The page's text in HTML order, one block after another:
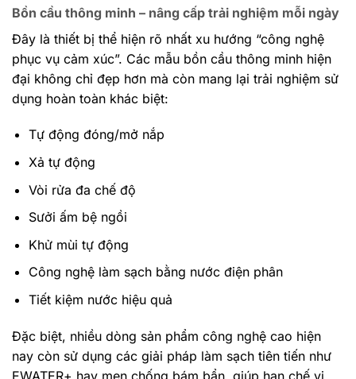
Bồn cầu thông minh – nâng cấp trải nghiệm mỗi ngày
Đây là thiết bị thể hiện rõ nhất xu hướng “công nghệ
phục vụ cảm xúc”. Các mẫu bồn cầu thông minh hiện
đại không chỉ đẹp hơn mà còn mang lại trải nghiệm sử
dụng hoàn toàn khác biệt:
Tự động đóng/mở nắp
Xả tự động
Vòi rửa đa chế độ
Sưởi ấm bệ ngồi
Khử mùi tự động
Công nghệ làm sạch bằng nước điện phân
Tiết kiệm nước hiệu quả
Đặc biệt, nhiều dòng sản phẩm công nghệ cao hiện
nay còn sử dụng các giải pháp làm sạch tiên tiến như
EWATER+ hay men chống bám bẩn, giúp hạn chế vi